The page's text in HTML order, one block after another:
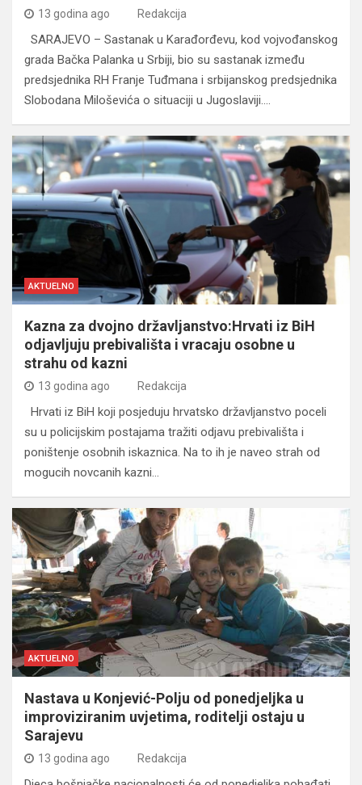
13 godina ago Redakcija
SARAJEVO – Sastanak u Karađorđevu, kod vojvođanskog
grada Bačka Palanka u Srbiji, bio su sastanak između
predsjednika RH Franje Tuđmana i srbijanskog predsjednika
Slobodana Miloševića o situaciji u Jugoslaviji.…
AKTUELNO
Kazna za dvojno državljanstvo:Hrvati iz BiH
odjavljuju prebivališta i vracaju osobne u
strahu od kazni
13 godina ago Redakcija
Hrvati iz BiH koji posjeduju hrvatsko državljanstvo poceli
su u policijskim postajama tražiti odjavu prebivališta i
poništenje osobnih iskaznica. Na to ih je naveo strah od
mogucih novcanih kazni…
AKTUELNO
Nastava u Konjević-Polju od ponedjeljka u
improviziranim uvjetima, roditelji ostaju u
Sarajevu
13 godina ago Redakcija